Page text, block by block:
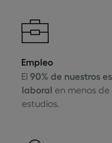
Empleo
El90% de nuestros
laboral en menos de
estudios.